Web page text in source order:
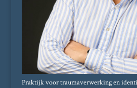
Praktijk voor traumaverwerking en